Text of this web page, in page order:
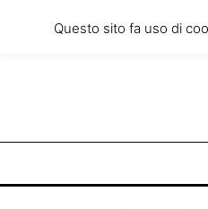
Friday, August 7, 2026
Questo sito fa uso di